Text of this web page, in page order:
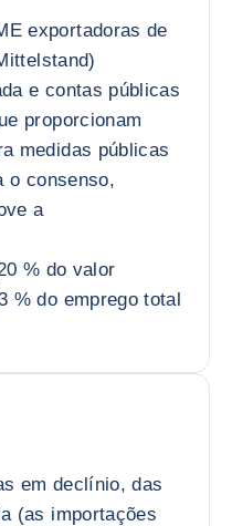
exportadoras de
e contas públicas
proporcionam
medidas públicas
o consenso,
a
% do valor
% do emprego total
em declínio, das
(as importações